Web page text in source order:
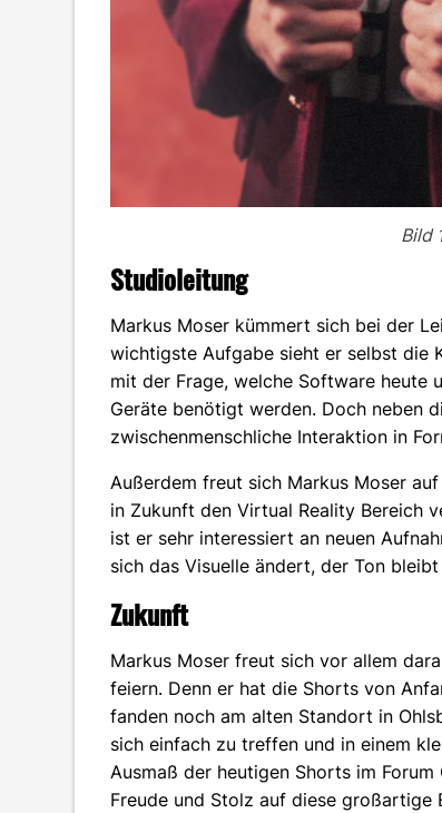
Bild
Studioleitung
Markus Moser kümmert sich bei der
wichtigste Aufgabe sieht er selbst die
mit der Frage, welche Software heute
Geräte benötigt werden. Doch neben
zwischenmenschliche Interaktion in
Außerdem freut sich Markus Moser
in Zukunft den Virtual Reality Bereich
ist er sehr interessiert an neuen
sich das Visuelle ändert, der Ton
Zukunft
Markus Moser freut sich vor allem
feiern. Denn er hat die Shorts von
fanden noch am alten Standort in
sich einfach zu treffen und in einem
Ausmaß der heutigen Shorts im
Freude und Stolz auf diese großartige